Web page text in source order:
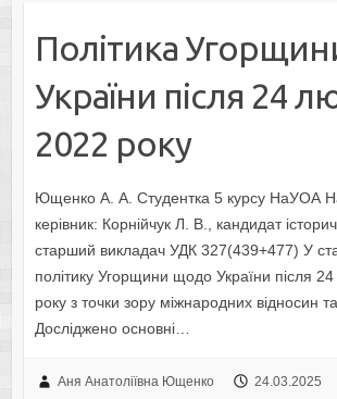
Політика
України після 24
2022 року
Ющенко А. А. Студентка 5 курсу НаУОА
керівник: Корнійчук Л. В., кандидат
старший викладач УДК 327(439+477) У
політику Угорщини щодо України після
року з точки зору міжнародних відносин
Досліджено основні…
Аня Анатоліївна Ющенко 24.03.2025